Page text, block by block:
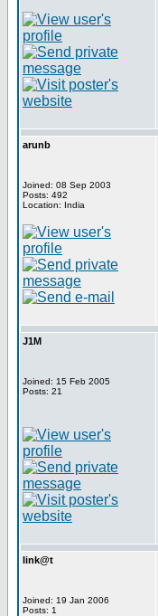
arunb
Joined: 08 Sep 2003
Posts: 492
Location: India
J1M
Joined: 15 Feb 2005
Posts: 21
link@t
Joined: 19 Jan 2006
Posts: 1